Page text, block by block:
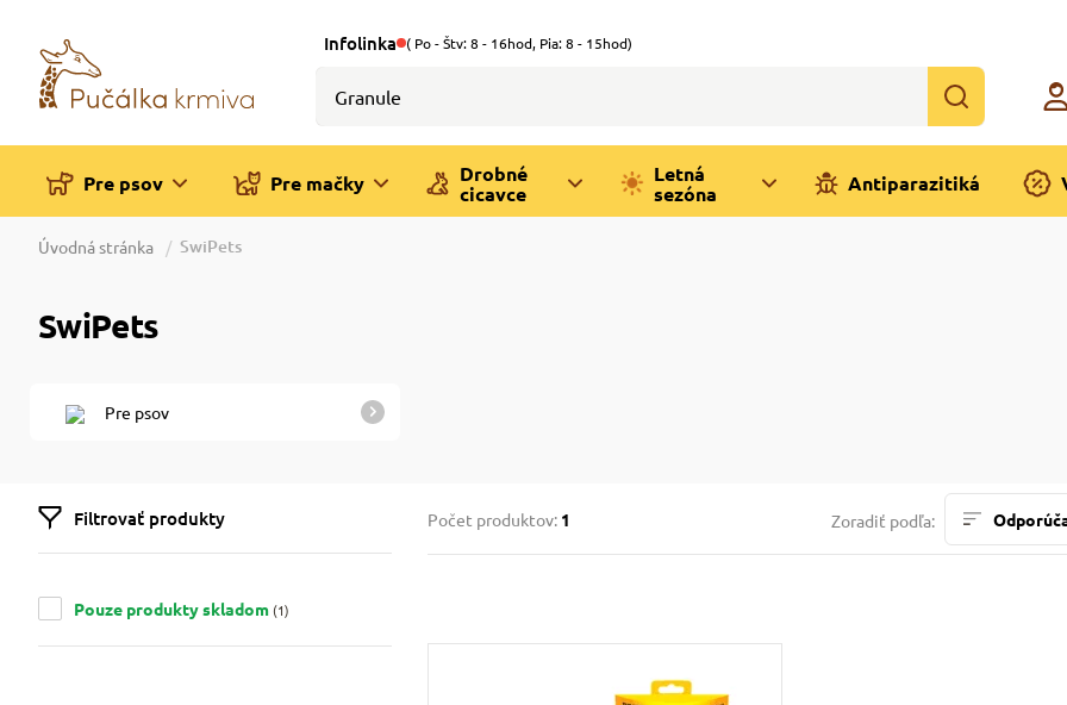
Infolinka ( Po - Štv: 8 - 16hod, Pia: 8 - 15hod)
Pre psov Pre mačky
Drobné
cicavce
Letná
sezóna
Antiparazitiká
Úvodná stránka SwiPets
SwiPets
Pre psov
Filtrovať produkty
Pouze produkty skladom(1)
Zoradiť podľa:
Počet produktov: 1